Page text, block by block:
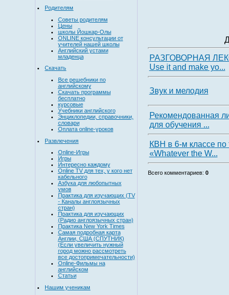
Родителям
Советы родителям
Цены
школы Йошкар-Олы
ONLINE консультации от
учителей нашей школы
Английский устами
младенца
Скачать
Все решебники по
английскому
Скачать программы
бесплатно
курсовые
Учебники английского
Энциклопедии, справочники,
словари
Оплата online-уроков
Развлечения
Online-Игры
Игры
Интересно каждому
Online TV для тех, у кого нет
кабельного
Азбука для любопытных
умов
Практика для изучающих (TV
- Каналы англоязычных
стран)
Практика для изучающих
(Радио англоязычных стран)
Практика New York Times
Самая подробная карта
Англии, США (СПУТНИК)
(Если увеличить нужный
город можно рассмотреть
все достопримечательности)
Online-Фильмы на
английском
Статьи
Нашим ученикам
РАЗГОВОРНАЯ
Use it and make yo...
Звук и мелодия
Рекомендованная
для обучения ...
КВН в 6-м классе по
«Whatever the W...
Всего комментариев: 0